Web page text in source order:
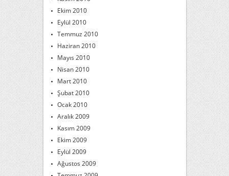
Ekim 2010
Eylül 2010
Temmuz 2010
Haziran 2010
Mayıs 2010
Nisan 2010
Mart 2010
Şubat 2010
Ocak 2010
Aralık 2009
Kasım 2009
Ekim 2009
Eylül 2009
Ağustos 2009